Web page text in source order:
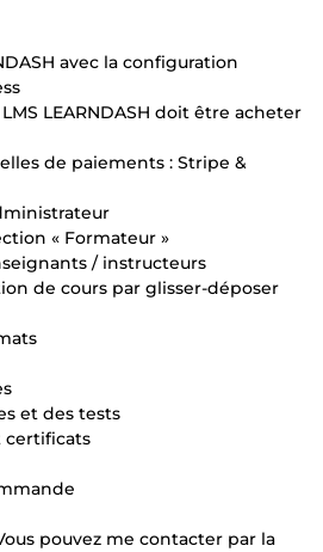
avec la configuration
LEARNDASH doit être acheter
de paiements : Stripe &
« Formateur »
/ instructeurs
de cours par glisser-déposer
et des tests
certificats
pouvez me contacter par la